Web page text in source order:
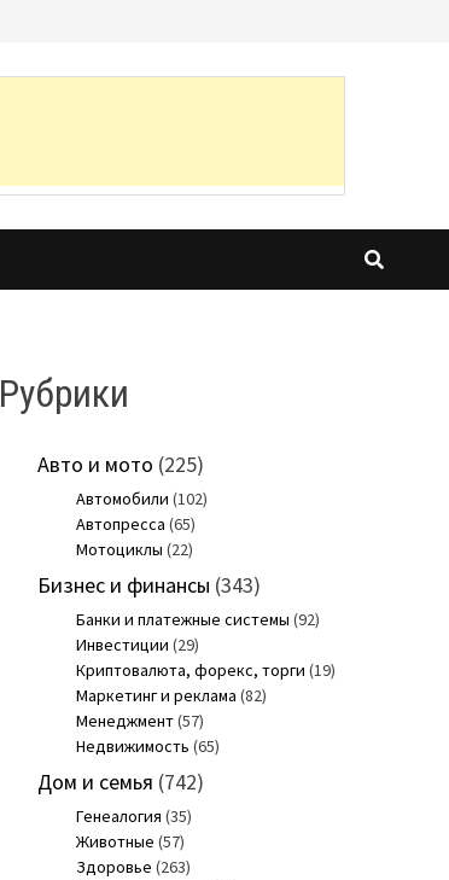
Рубрики
Авто и мото (225)
Автомобили (102)
Автопресса (65)
Мотоциклы (22)
Бизнес и финансы (343)
Банки и платежные системы (92)
Инвестиции (29)
Криптовалюта, форекс, торги (19)
Маркетинг и реклама (82)
Менеджмент(57)
Недвижимость (65)
Дом и семья (742)
Генеалогия (35)
Животные (57)
Здоровье (263)